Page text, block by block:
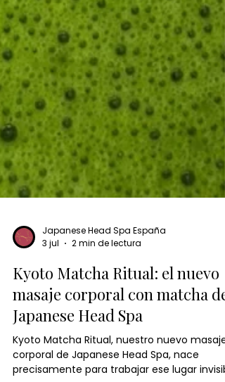
Japanese Head Spa España
3 jul
2 min de lectura
Kyoto Matcha Ritual: el nuevo
masaje corporal con matcha de
Japanese Head Spa